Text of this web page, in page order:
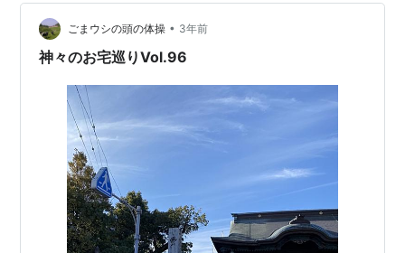
ごまウシの頭の体操 • 3年前
神々のお宅巡りVol.96